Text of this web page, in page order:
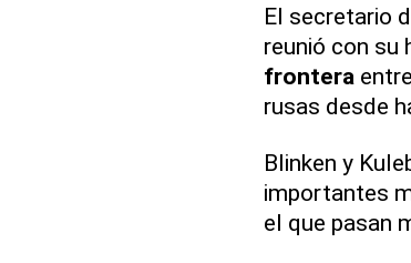
El secretario
reunió con su
frontera entre
rusas desde
Blinken y
importantes
el que pasan